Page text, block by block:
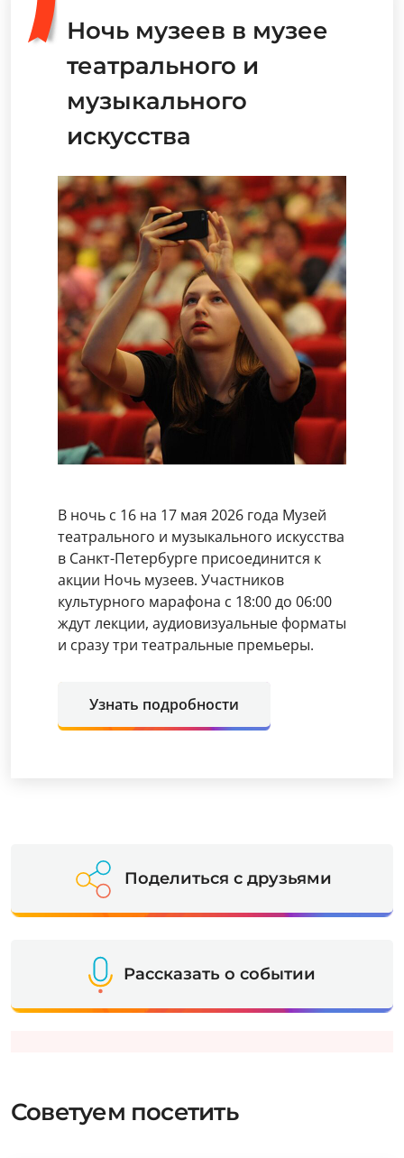
Ночь музеев в музее
театрального и
музыкального
искусства
В ночь с 16 на 17 мая 2026 года Музей
театрального и музыкального искусства
в Санкт-Петербурге присоединится к
акции Ночь музеев. Участников
культурного марафона с 18:00 до 06:00
ждут лекции, аудиовизуальные форматы
и сразу три театральные премьеры.
Узнать подробности
Поделиться с друзьями
Рассказать о событии
Советуем посетить